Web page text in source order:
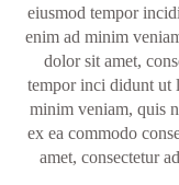
eiusmod tempor
enim ad minim
dolor sit amet,
tempor inci didunt ut
minim veniam, quis
ex ea commodo
amet, consectetur